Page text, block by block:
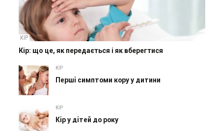
КІР
Кір: що це, як передається і як вберегтися
КІР
Перші симптоми кору у дитини
КІР
Кір у дітей до року